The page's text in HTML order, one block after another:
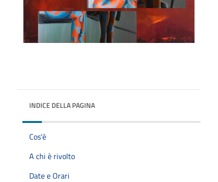
INDICE DELLA PAGINA
Cos'è
A chi è rivolto
Date e Orari